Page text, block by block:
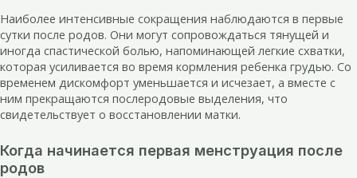
Наиболее интенсивные сокращения наблюдаются в первые
сутки после родов. Они могут сопровождаться тянущей и
иногда спастической болью, напоминающей легкие схватки,
которая усиливается во время кормления ребенка грудью. Со
временем дискомфорт уменьшается и исчезает, а вместе с
ним прекращаются послеродовые выделения, что
свидетельствует о восстановлении матки.
Когда начинается первая менструация после
родов